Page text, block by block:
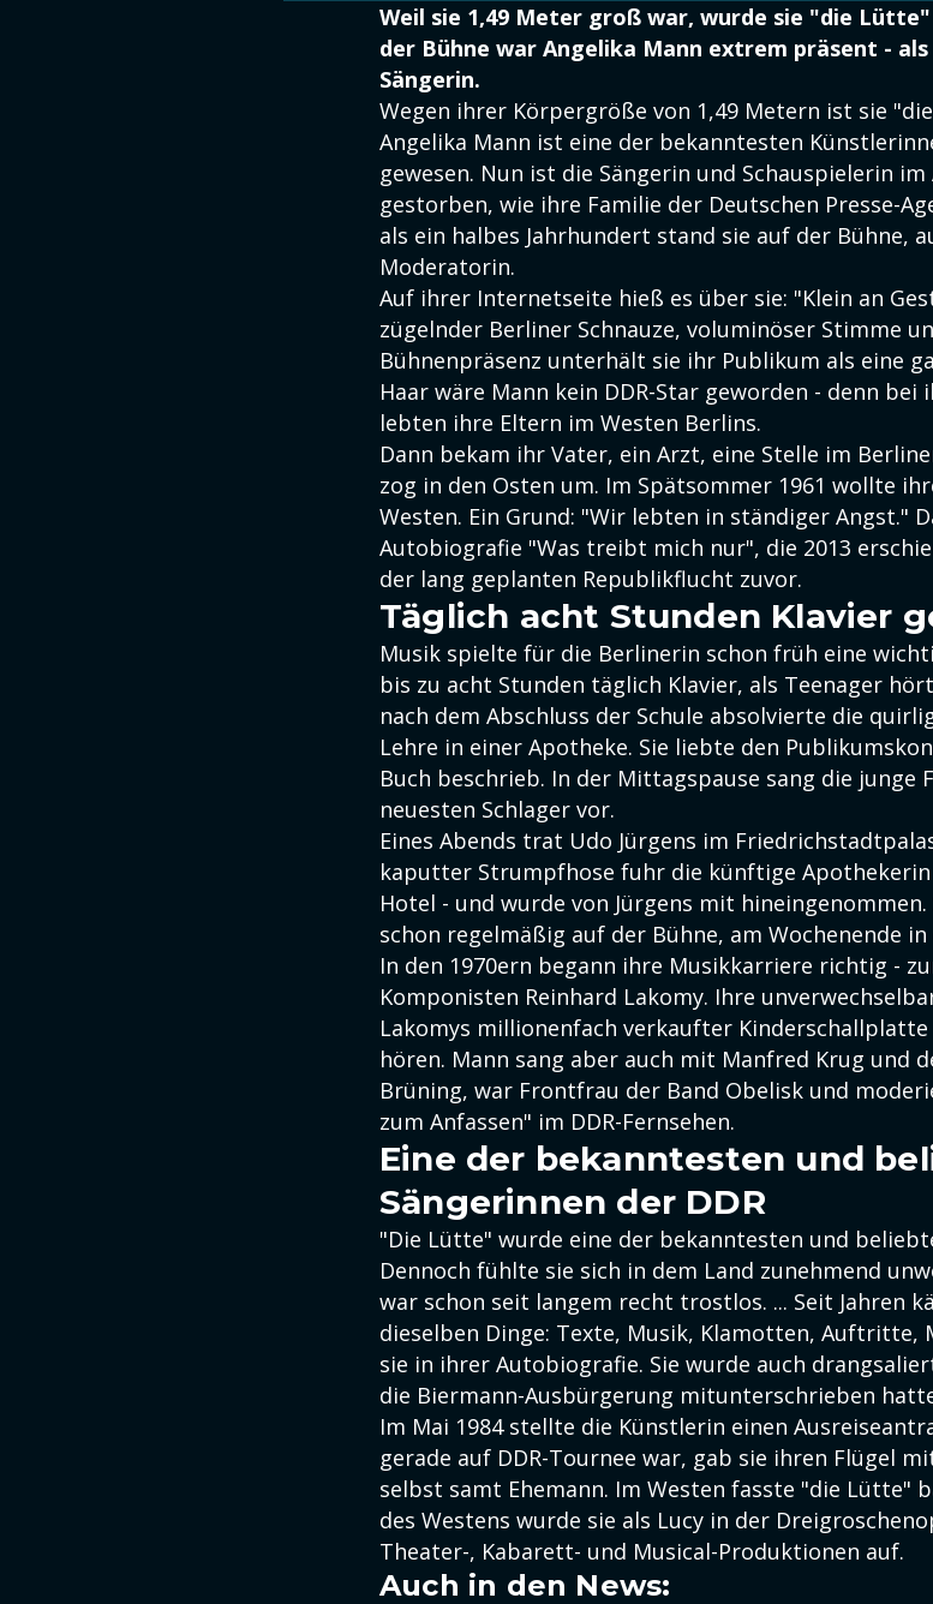
Weil sie 1,49 Meter groß war, wurde sie "die
der Bühne war Angelika Mann extrem präsent - als
Sängerin.
Wegen ihrer Körpergröße von 1,49 Metern ist sie
Angelika Mann ist eine der bekanntesten
gewesen. Nun ist die Sängerin und Schauspielerin im
gestorben, wie ihre Familie der Deutschen Presse-
als ein halbes Jahrhundert stand sie auf der Bühne,
Moderatorin.
Auf ihrer Internetseite hieß es über sie: "Klein an
zügelnder Berliner Schnauze, voluminöser Stimme
Bühnenpräsenz unterhält sie ihr Publikum als eine
Haar wäre Mann kein DDR-Star geworden - denn bei
lebten ihre Eltern im Westen Berlins.
Dann bekam ihr Vater, ein Arzt, eine Stelle im
zog in den Osten um. Im Spätsommer 1961 wollte
Westen. Ein Grund: "Wir lebten in ständiger Angst."
Autobiografie "Was treibt mich nur", die 2013
der lang geplanten Republikflucht zuvor.
Täglich acht Stunden Klavier
Musik spielte für die Berlinerin schon früh eine
bis zu acht Stunden täglich Klavier, als Teenager
nach dem Abschluss der Schule absolvierte die
Lehre in einer Apotheke. Sie liebte den
Buch beschrieb. In der Mittagspause sang die junge
neuesten Schlager vor.
Eines Abends trat Udo Jürgens im
kaputter Strumpfhose fuhr die künftige
Hotel - und wurde von Jürgens mit
schon regelmäßig auf der Bühne, am Wochenende in
In den 1970ern begann ihre Musikkarriere richtig -
Komponisten Reinhard Lakomy. Ihre
Lakomys millionenfach verkaufter
hören. Mann sang aber auch mit Manfred Krug und
Brüning, war Frontfrau der Band Obelisk und
zum Anfassen" im DDR-Fernsehen.
Eine der bekanntesten und
Sängerinnen der DDR
"Die Lütte" wurde eine der bekanntesten und
Dennoch fühlte sie sich in dem Land zunehmend
war schon seit langem recht trostlos. ... Seit Jahren
dieselben Dinge: Texte, Musik, Klamotten, Auftritte,
sie in ihrer Autobiografie. Sie wurde auch
die Biermann-Ausbürgerung mitunterschrieben
Im Mai 1984 stellte die Künstlerin einen
gerade auf DDR-Tournee war, gab sie ihren Flügel
selbst samt Ehemann. Im Westen fasste "die Lütte"
des Westens wurde sie als Lucy in der
Theater-, Kabarett- und Musical-Produktionen auf.
Auch in den News: